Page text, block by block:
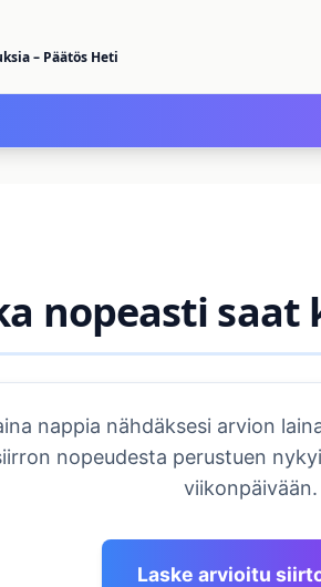
– Päätös Heti
nopeasti
nappia nähdäksesi arvion
nopeudesta perustuen
viikonpäivään.
Laske arvioitu